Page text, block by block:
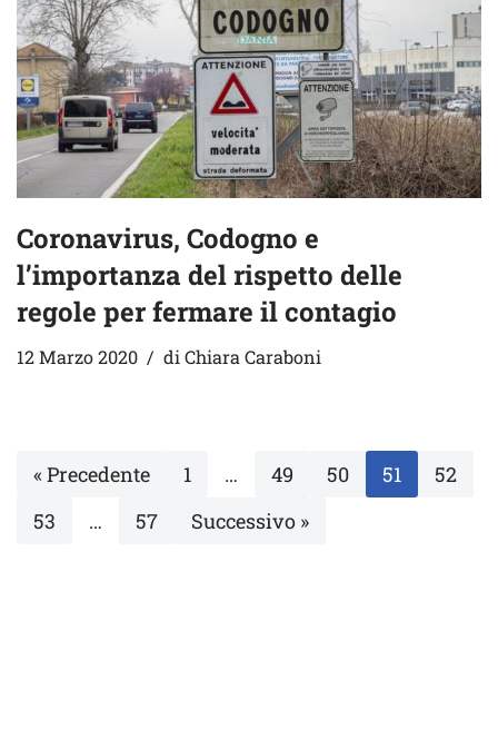
Coronavirus, Codogno e
l’importanza del rispetto delle
regole per fermare il contagio
12 Marzo 2020 di Chiara Caraboni
« Precedente 1 … 49 50 51
52
53
… 57 Successivo »